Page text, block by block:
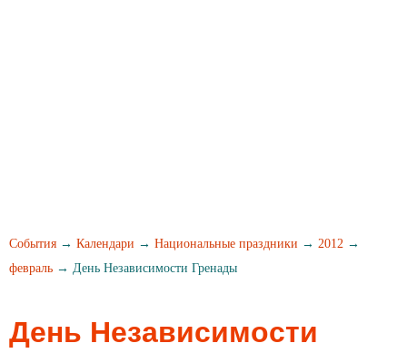
События → Календари → Национальные праздники → 2012 →
февраль → День Независимости Гренады
День Независимости